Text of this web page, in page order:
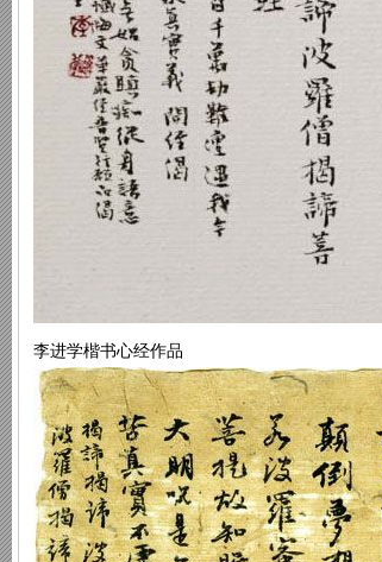
李进学楷书心经作品